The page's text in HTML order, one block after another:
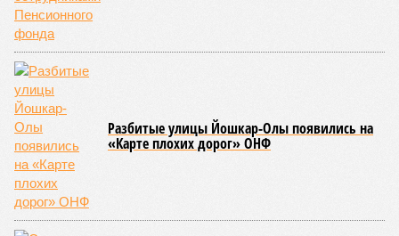
профилактических визитов, что позволило охватить
проверочными действиями значительную долю лагерей. По
итогам проведённых мероприятий различные нарушения
были зафиксированы в 33 учреждениях. В адрес
предписания, обязывающие устранить выявленные
недостатки.
Среди наиболее часто встречающихся нарушений
оказались следующие: ненадлежащее содержание
территории и несоблюдение санитарно-гигиенических норм
на ней; нарушения в процессе организации питания детей и
при обеспечении питьевого режима; а также